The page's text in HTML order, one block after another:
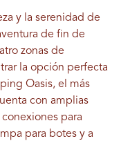
y la serenidad de
de fin de
zonas de
la opción perfecta
Oasis, el más
con amplias
para
para botes y a